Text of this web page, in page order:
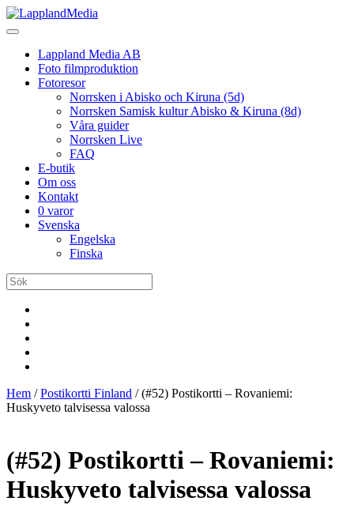
Lappland Media AB
Foto filmproduktion
Fotoresor
Norrsken i Abisko och Kiruna (5d)
Norrsken Samisk kultur Abisko & Kiruna (8d)
Våra guider
Norrsken Live
FAQ
E-butik
Om oss
Kontakt
0 varor
Svenska
Engelska
Finska
Hem /Postikortti Finland / (#52) Postikortti – Rovaniemi:
Huskyveto talvisessa valossa
(#52) Postikortti – Rovaniemi:
Huskyveto talvisessa valossa